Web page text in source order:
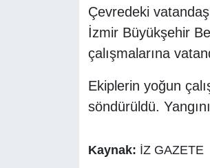
Çevredeki
İzmir Büyükşehir
çalışmalarına
Ekiplerin yoğun
söndürüldü.
Kaynak: İZ GAZETE